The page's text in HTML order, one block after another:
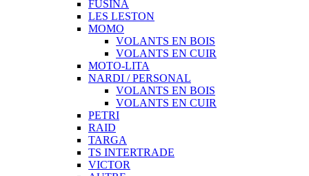
FUSINA
LES LESTON
MOMO
VOLANTS EN BOIS
VOLANTS EN CUIR
MOTO-LITA
NARDI / PERSONAL
VOLANTS EN BOIS
VOLANTS EN CUIR
PETRI
RAID
TARGA
TS INTERTRADE
VICTOR